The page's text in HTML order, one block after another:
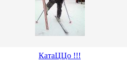
КатаЦЦо !!!